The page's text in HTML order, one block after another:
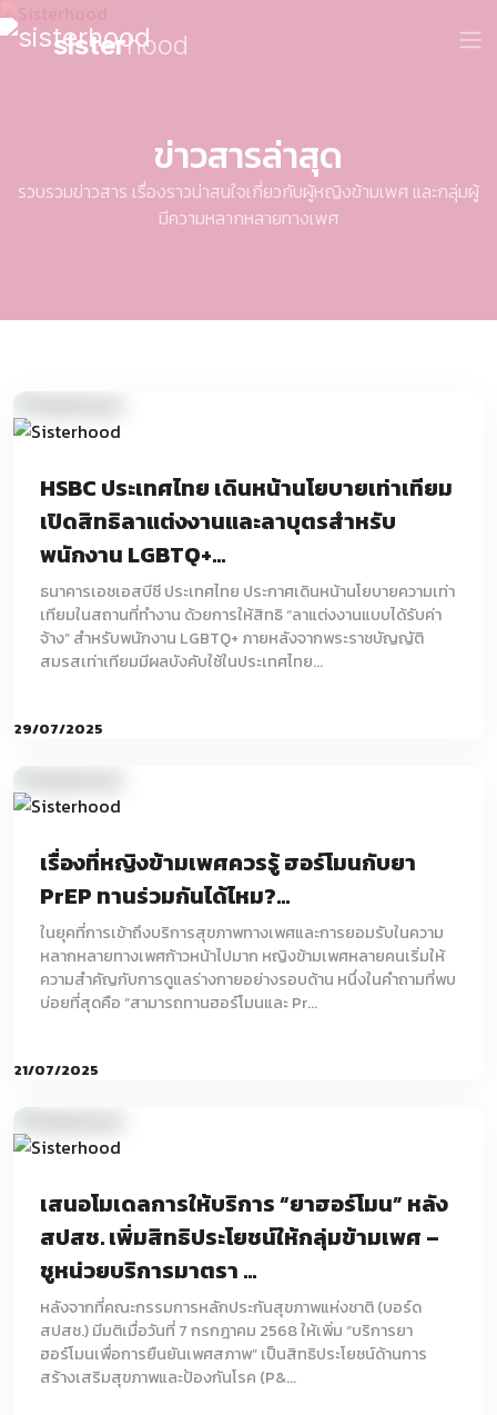
sisterhood
ข่าวสารล่าสุด
รวบรวมข่าวสาร เรื่องราวน่าสนใจเกี่ยวกับผู้หญิงข้ามเพศ และกลุ่มผู้
มีความหลากหลายทางเพศ
HSBC ประเทศไทย เดินหน้านโยบายเท่าเทียม
เปิดสิทธิลาแต่งงานและลาบุตรสำหรับ
พนักงาน LGBTQ+...
ธนาคารเอชเอสบีซี ประเทศไทย ประกาศเดินหน้านโยบายความเท่า
เทียมในสถานที่ทำงาน ด้วยการให้สิทธิ “ลาแต่งงานแบบได้รับค่า
จ้าง” สำหรับพนักงาน LGBTQ+ ภายหลังจากพระราชบัญญัติ
สมรสเท่าเทียมมีผลบังคับใช้ในประเทศไทย...
29/07/2025
เรื่องที่หญิงข้ามเพศควรรู้ ฮอร์โมนกับยา
PrEP ทานร่วมกันได้ไหม?...
ในยุคที่การเข้าถึงบริการสุขภาพทางเพศและการยอมรับในความ
หลากหลายทางเพศก้าวหน้าไปมาก หญิงข้ามเพศหลายคนเริ่มให้
ความสำคัญกับการดูแลร่างกายอย่างรอบด้าน หนึ่งในคำถามที่พบ
บ่อยที่สุดคือ “สามารถทานฮอร์โมนและ Pr...
21/07/2025
เสนอโมเดลการให้บริการ “ยาฮอร์โมน” หลัง
สปสช. เพิ่มสิทธิประโยชน์ให้กลุ่มข้ามเพศ –
ชูหน่วยบริการมาตรา ...
หลังจากที่คณะกรรมการหลักประกันสุขภาพแห่งชาติ (บอร์ด
สปสช.) มีมติเมื่อวันที่ 7 กรกฎาคม 2568 ให้เพิ่ม “บริการยา
ฮอร์โมนเพื่อการยืนยันเพศสภาพ” เป็นสิทธิประโยชน์ด้านการ
สร้างเสริมสุขภาพและป้องกันโรค (P&...